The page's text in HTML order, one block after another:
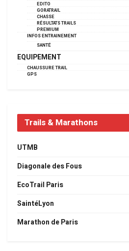
EDITO
GORATRAIL
CHASSE
RÉSULTATS TRAILS
PREMIUM
INFOS ENTRAINEMENT
SANTÉ
EQUIPEMENT
CHAUSSURE TRAIL
GPS
Trails & Marathons
UTMB
Diagonale des Fous
EcoTrail Paris
SaintéLyon
Marathon de Paris